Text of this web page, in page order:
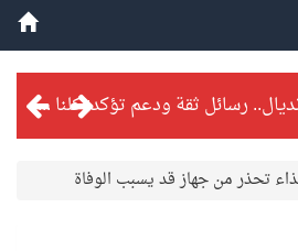
من المعذر إلى المونديال.. رسائل ثقة ودعم تؤكد: كلنا مع الأخضر
تحذر من جهاز قد يسبب الوفاة